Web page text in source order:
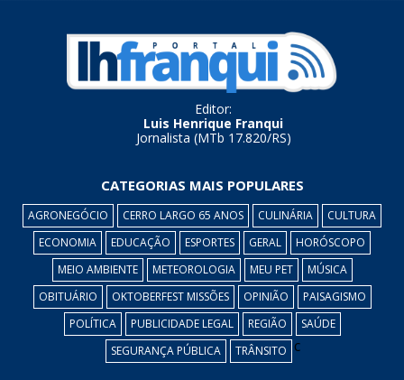
Editor:
Luis Henrique Franqui
Jornalista (MTb 17.820/RS)
CATEGORIAS MAIS POPULARES
AGRONEGÓCIO CERRO LARGO 65 ANOS CULINÁRIA
CULTURA
ECONOMIA
EDUCAÇÃO ESPORTES GERAL
HORÓSCOPO
MEIO AMBIENTE
METEOROLOGIA MEU PET
MÚSICA
OBITUÁRIO
OKTOBERFEST MISSÕES OPINIÃO
PAISAGISMO
POLÍTICA
PUBLICIDADE LEGAL REGIÃO
SAÚDE
SEGURANÇA PÚBLICA
TRÂNSITO c